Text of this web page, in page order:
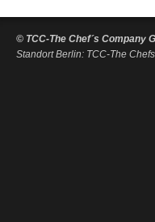
© TCC-The Chef´s Company
Standort Berlin: TCC-The